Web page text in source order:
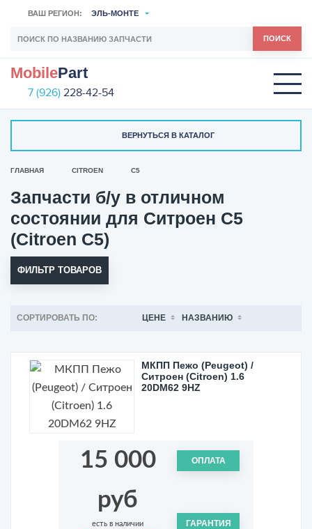
ВАШ РЕГИОН: ЭЛЬ-МОНТЕ
ПОИСК
MobilePart
7 (926) 228-42-54
ВЕРНУТЬСЯ В КАТАЛОГ
ГЛАВНАЯ CITROEN C5
Запчасти б/у в отличном
состоянии для Ситроен С5
(Citroen C5)
ФИЛЬТР ТОВАРОВ
СОРТИРОВАТЬ ПО: ЦЕНЕ НАЗВАНИЮ
МКПП Пежо (Peugeot) /
Ситроен (Citroen) 1.6
20DM62 9HZ
15 000
руб
есть в наличии
ОПЛАТА
ГАРАНТИЯ